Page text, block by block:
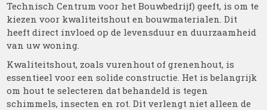
Technisch Centrum voor het Bouwbedrijf) geeft, is om te
kiezen voor kwaliteitshout en bouwmaterialen. Dit
heeft direct invloed op de levensduur en duurzaamheid
van uw woning.
Kwaliteitshout, zoals vurenhout of grenenhout, is
essentieel voor een solide constructie. Het is belangrijk
om hout te selecteren dat behandeld is tegen
schimmels, insecten en rot. Dit verlengt niet alleen de